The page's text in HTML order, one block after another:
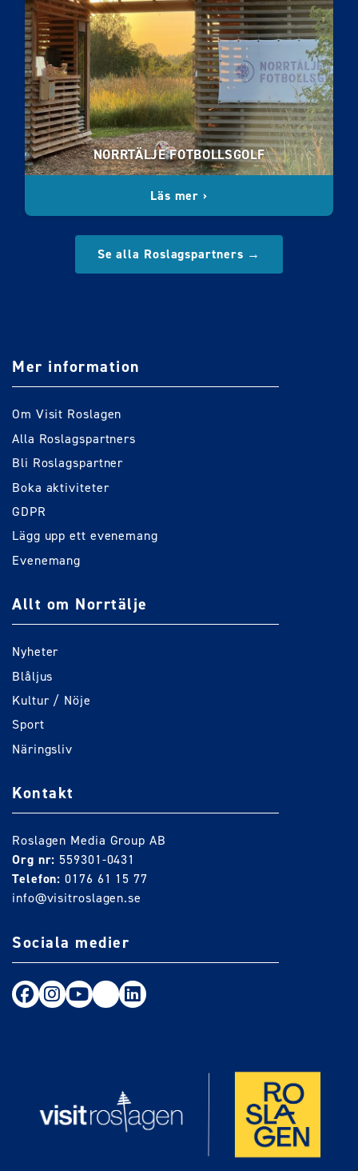
NORRTÄLJE FOTBOLLSGOLF
Läs mer ›
Se alla Roslagspartners →
Mer information
Om Visit Roslagen
Alla Roslagspartners
Bli Roslagspartner
Boka aktiviteter
GDPR
Lägg upp ett evenemang
Evenemang
Allt om Norrtälje
Nyheter
Blåljus
Kultur / Nöje
Sport
Näringsliv
Kontakt
Roslagen Media Group AB
Org nr: 559301-0431
Telefon: 0176 61 15 77
info@visitroslagen.se
Sociala medier
Följ oss på Facebook
Följ oss på Instagram
Följ oss på Youtube
TikTokLinkedIn